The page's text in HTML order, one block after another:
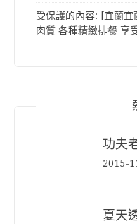
受保護的內容: [宜蘭
肉質 各種精緻排餐 享
功夫
2015-
夏天